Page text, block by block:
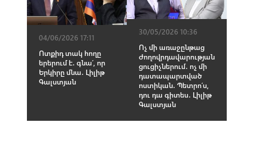
04/06/2026 17:11
Ոտքիդ տակ հողը
երերում է․ գնա՛, որ
Երկիրը մնա․ Լիլիթ
Գալստյան
30/05/2026 10:36
Ոչ մի առաջընթաց
ժողովրդավարության
ցուցիչներում․ ոչ մի
դատապարտված
ոստիկան․ Պետրո՛ս,
դու դա գիտես․ Լիլիթ
Գալստյան